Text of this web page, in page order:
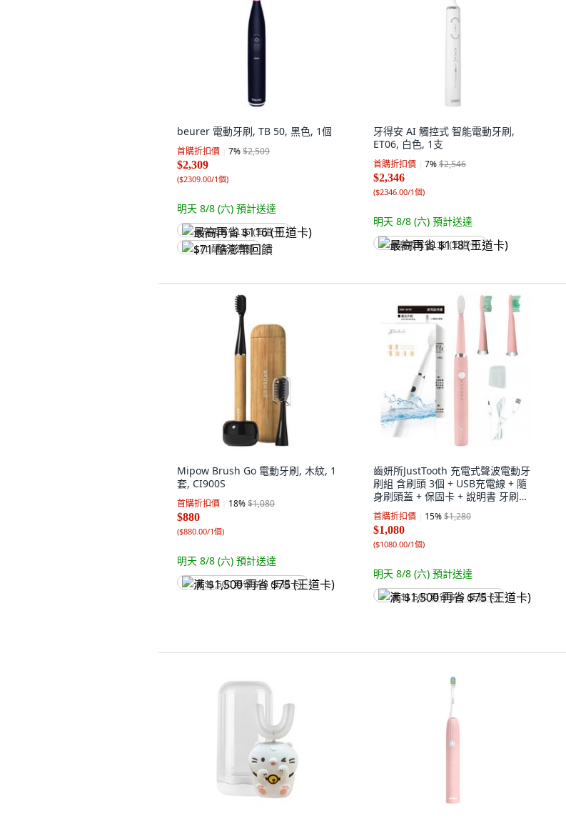
beurer 電動牙刷, TB 50, 黑色, 1個
首購折扣價 7%$2,509
$2,309
($2309.00/1個)
明天 8/8 (六) 預計送達
最高再省 $116 (王道卡)
$71 酷澎幣回饋
牙得安 AI 觸控式 智能電動牙刷,
ET06, 白色, 1支
首購折扣價 7%$2,546
$2,346
($2346.00/1個)
明天 8/8 (六) 預計送達
最高再省 $118 (王道卡)
Mipow Brush Go 電動牙刷, 木紋, 1
套, CI900S
首購折扣價 18%$1,080
$880
($880.00/1個)
明天 8/8 (六) 預計送達
满 $1,500 再省 $75 (王道卡)
齒妍所JustTooth 充電式聲波電動牙
刷組 含刷頭 3個 + USB充電線 + 隨
身刷頭蓋 + 保固卡 + 說明書 牙刷
167 x 20mm + 刷頭(極細纖柔
0.01cm + 曲線刷毛0.2cm + 雙月刷
毛0.18cm) 42g, T002, 櫻花粉, 1組
首購折扣價 15%$1,280
$1,080
($1080.00/1個)
明天 8/8 (六) 預計送達
满 $1,500 再省 $75 (王道卡)